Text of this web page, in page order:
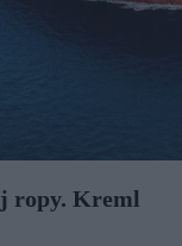
ropy. Kreml